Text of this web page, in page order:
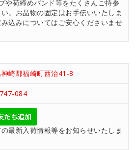
や荷締めバンド等をたくさんご持参
い。お品物の固定はお手伝いいたしま
込みについてはご安心くださいませ
崎郡福崎町西治41-8
084
最新入荷情報等をお知らせいたしま